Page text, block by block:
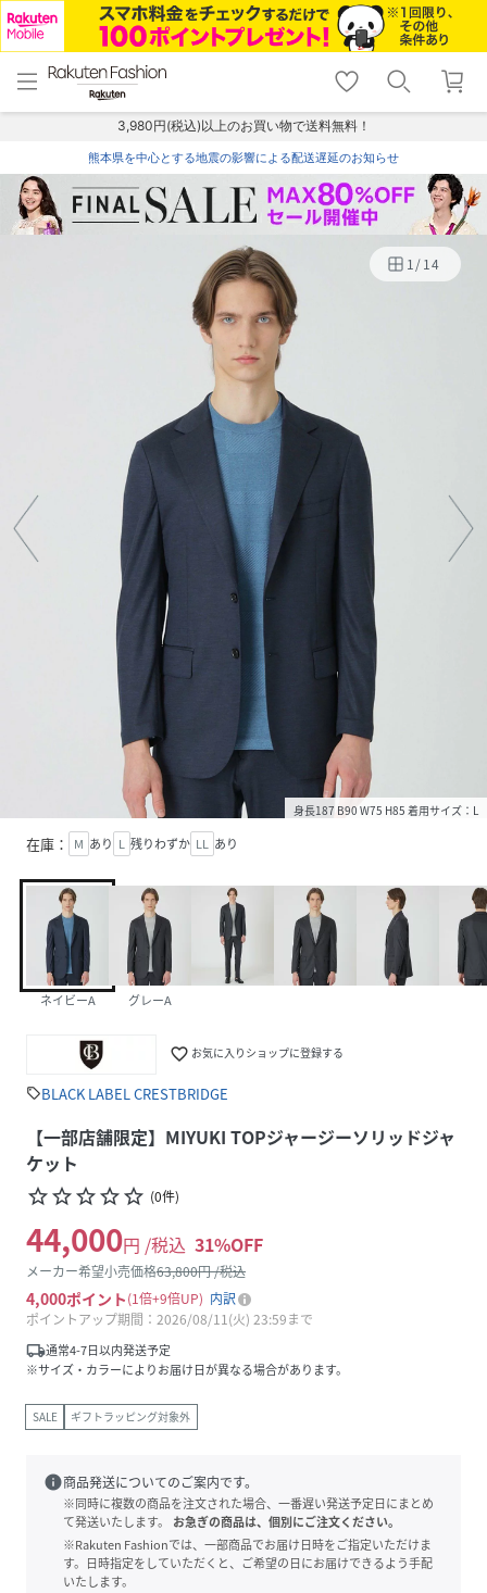
menu home
トップ
shopping_cart lock_outline
ログイン
3,980円(税込)以上のお買い物で送料無料！
熊本県を中心とする地震の影響による配送遅延のお知らせ
1/14
身長187 B90 W75 H85 着用サイズ：L
在庫： M あり L 残りわずか LL あり
ネイビーA グレーA
favorite_border お気に入りショップに登録する
sellBLACK LABEL CRESTBRIDGE
【一部店舗限定】MIYUKI TOPジャージーソリッドジャ
ケット
star_borderstar_borderstar_borderstar_borderstar_border (0件)
44,000円 /税込 31%OFF
メーカー希望小売価格63,800円 /税込
4,000ポイント 1倍 9倍UP
内訳
ポイントアップ期間：2026/08/11(火) 23:59まで
local_shipping通常4-7日以内発送予定
※サイズ・カラーによりお届け日が異なる場合があります。
SALE ギフトラッピング対象外
info商品発送についてのご案内です。
※同時に複数の商品を注文された場合、一番遅い発送予定日にまとめ
て発送いたします。
お急ぎの商品は、個別にご注文ください。
※Rakuten Fashionでは、一部商品でお届け日時をご指定いただけま
す。日時指定をしていただくと、ご希望の日にお届けできるよう手配
いたします。